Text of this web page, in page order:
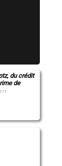
du crédit
de